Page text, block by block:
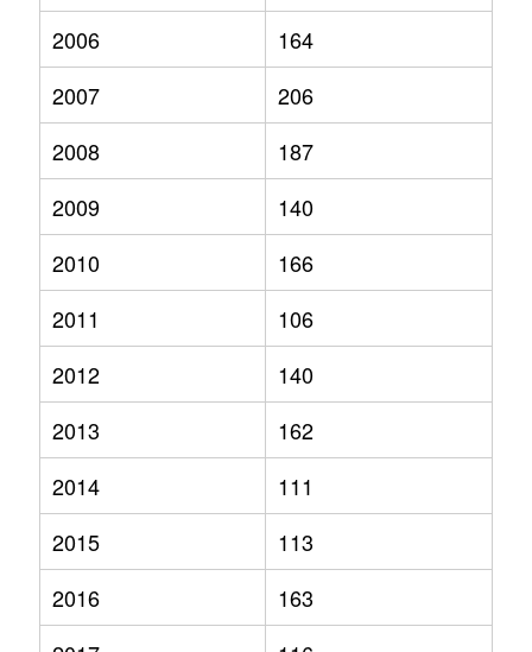
2006
164
2007
206
2008
187
2009
140
2010
166
2011
106
2012
140
2013
162
2014
111
2015
113
2016
163